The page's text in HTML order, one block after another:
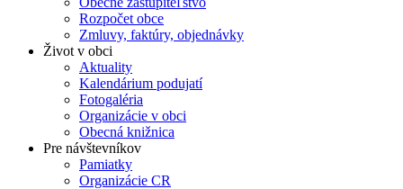
Rozpočet obce
Zmluvy, faktúry, objednávky
Život v obci
Aktuality
Kalendárium podujatí
Fotogaléria
Organizácie v obci
Obecná knižnica
Pre návštevníkov
Pamiatky
Organizácie CR